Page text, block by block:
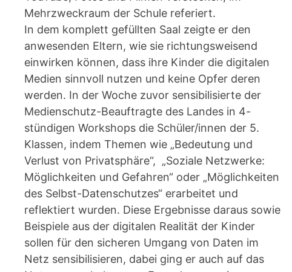
Mehrzweckraum der Schule referiert.
In dem komplett gefüllten Saal zeigte er den
anwesenden Eltern, wie sie richtungsweisend
einwirken können, dass ihre Kinder die digitalen
Medien sinnvoll nutzen und keine Opfer deren
werden. In der Woche zuvor sensibilisierte der
Medienschutz-Beauftragte des Landes in 4-
stündigen Workshops die Schüler/innen der 5.
Klassen, indem Themen wie „Bedeutung und
Verlust von Privatsphäre“, „Soziale Netzwerke:
Möglichkeiten und Gefahren“ oder „Möglichkeiten
des Selbst-Datenschutzes“ erarbeitet und
reflektiert wurden. Diese Ergebnisse daraus sowie
Beispiele aus der digitalen Realität der Kinder
sollen für den sicheren Umgang von Daten im
Netz sensibilisieren, dabei ging er auch auf das